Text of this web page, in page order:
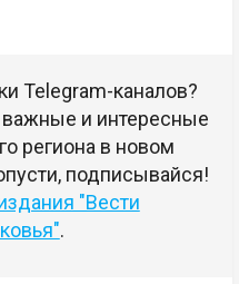
Telegram-каналов?
и интересные
региона в новом
подписывайся!
"Вести
.